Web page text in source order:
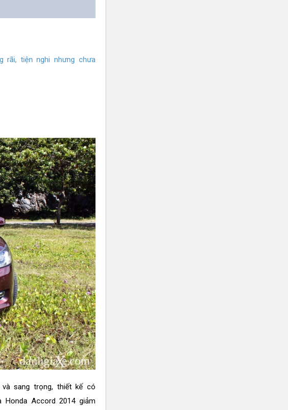
rãi, tiện nghi nhưng chưa
sang trọng, thiết kế có
Accord 2014 giảm